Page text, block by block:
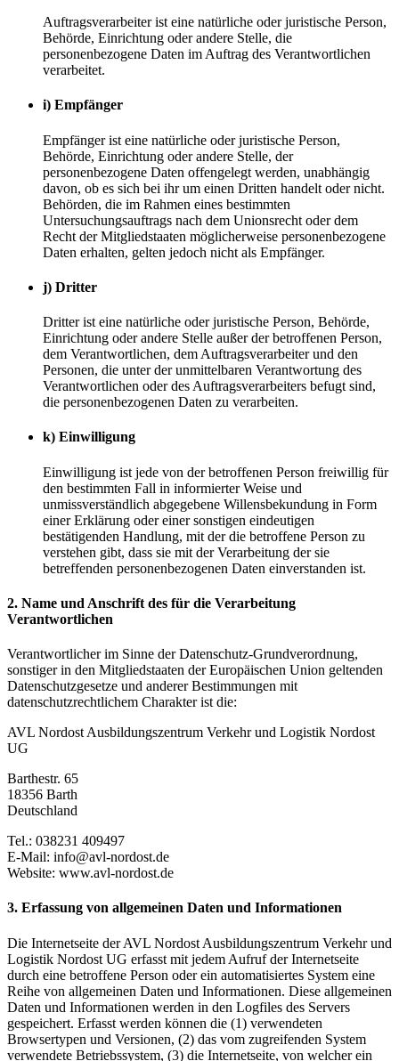
Auftragsverarbeiter ist eine natürliche oder juristische Person,
Behörde, Einrichtung oder andere Stelle, die
personenbezogene Daten im Auftrag des Verantwortlichen
verarbeitet.
i) Empfänger
Empfänger ist eine natürliche oder juristische Person,
Behörde, Einrichtung oder andere Stelle, der
personenbezogene Daten offengelegt werden, unabhängig
davon, ob es sich bei ihr um einen Dritten handelt oder nicht.
Behörden, die im Rahmen eines bestimmten
Untersuchungsauftrags nach dem Unionsrecht oder dem
Recht der Mitgliedstaaten möglicherweise personenbezogene
Daten erhalten, gelten jedoch nicht als Empfänger.
j) Dritter
Dritter ist eine natürliche oder juristische Person, Behörde,
Einrichtung oder andere Stelle außer der betroffenen Person,
dem Verantwortlichen, dem Auftragsverarbeiter und den
Personen, die unter der unmittelbaren Verantwortung des
Verantwortlichen oder des Auftragsverarbeiters befugt sind,
die personenbezogenen Daten zu verarbeiten.
k) Einwilligung
Einwilligung ist jede von der betroffenen Person freiwillig für
den bestimmten Fall in informierter Weise und
unmissverständlich abgegebene Willensbekundung in Form
einer Erklärung oder einer sonstigen eindeutigen
bestätigenden Handlung, mit der die betroffene Person zu
verstehen gibt, dass sie mit der Verarbeitung der sie
betreffenden personenbezogenen Daten einverstanden ist.
2. Name und Anschrift des für die Verarbeitung
Verantwortlichen
Verantwortlicher im Sinne der Datenschutz-Grundverordnung,
sonstiger in den Mitgliedstaaten der Europäischen Union geltenden
Datenschutzgesetze und anderer Bestimmungen mit
datenschutzrechtlichem Charakter ist die:
AVL Nordost Ausbildungszentrum Verkehr und Logistik Nordost
UG
Barthestr. 65
18356 Barth
Deutschland
Tel.: 038231 409497
E-Mail: info@avl-nordost.de
Website: www.avl-nordost.de
3. Erfassung von allgemeinen Daten und Informationen
Die Internetseite der AVL Nordost Ausbildungszentrum Verkehr und
Logistik Nordost UG erfasst mit jedem Aufruf der Internetseite
durch eine betroffene Person oder ein automatisiertes System eine
Reihe von allgemeinen Daten und Informationen. Diese allgemeinen
Daten und Informationen werden in den Logfiles des Servers
gespeichert. Erfasst werden können die (1) verwendeten
Browsertypen und Versionen, (2) das vom zugreifenden System
verwendete Betriebssystem, (3) die Internetseite, von welcher ein